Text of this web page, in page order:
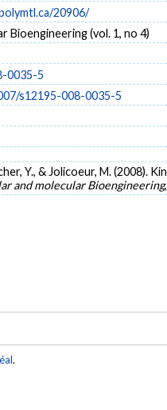
20906/
Bioengineering (vol. 1, no 4)
0035-5
s12195-008-0035-5
Y., & Jolicoeur, M. (2008).
and molecular Bioengineering,
.